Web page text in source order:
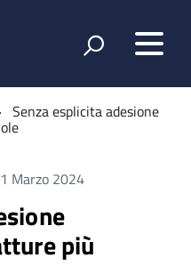
Senza esplicita adesione
Marzo 2024
più